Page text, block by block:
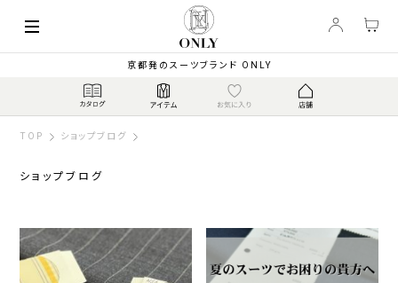
京都発のスーツブランド ONLY
TOP ショップブログ
ショップブログ